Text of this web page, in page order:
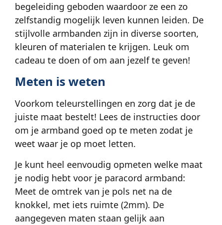
begeleiding geboden waardoor ze een zo
zelfstandig mogelijk leven kunnen leiden. De
stijlvolle armbanden zijn in diverse soorten,
kleuren of materialen te krijgen. Leuk om
cadeau te doen of om aan jezelf te geven!
Meten is weten
Voorkom teleurstellingen en zorg dat je de
juiste maat bestelt! Lees de instructies door
om je armband goed op te meten zodat je
weet waar je op moet letten.
Je kunt heel eenvoudig opmeten welke maat
je nodig hebt voor je paracord armband:
Meet de omtrek van je pols net na de
knokkel, met iets ruimte (2mm). De
aangegeven maten staan gelijk aan